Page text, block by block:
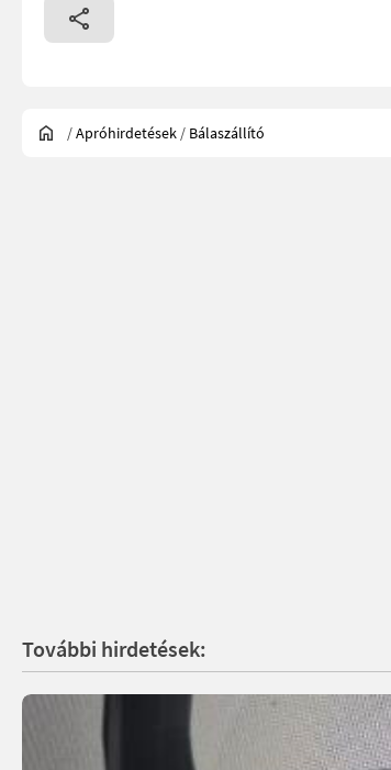
/Apróhirdetések / Bálaszállító
További hirdetések: